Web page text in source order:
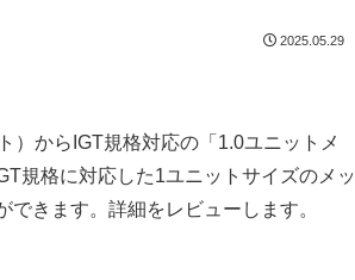
2025.05.29
）からIGT規格対応の「1.0ユニットメ
規格に対応した1ユニットサイズのメッ
きます。詳細をレビューします。